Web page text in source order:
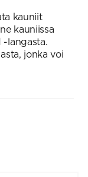
kauniit
kauniissa
-langasta.
jonka voi